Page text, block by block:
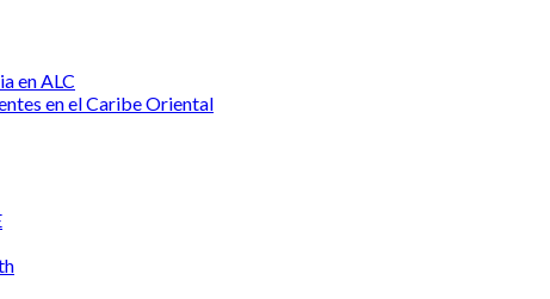
en ALC
en el Caribe Oriental